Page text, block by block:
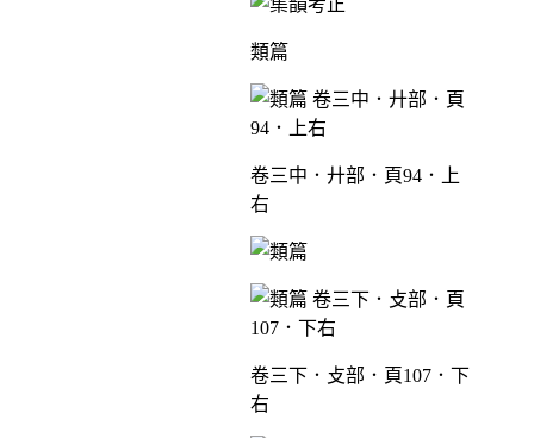
類篇
卷三中．廾部．頁94．上
右
卷三下．攴部．頁107．下
右